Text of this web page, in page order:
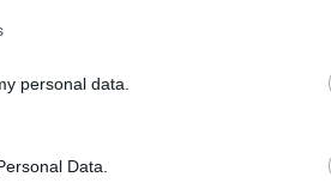
personal data.
Data.